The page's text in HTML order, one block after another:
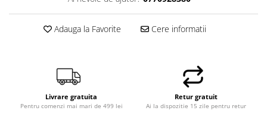
Adauga la Favorite Cere informatii
Livrare gratuita
Pentru comenzi mai mari de 499 lei
Retur gratuit
Ai la dispozitie 15 zile pentru retur